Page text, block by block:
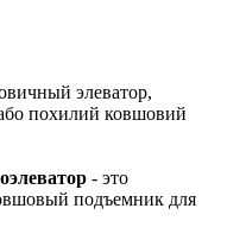
элеватор,
похилий ковшовий
- это
подъемник для